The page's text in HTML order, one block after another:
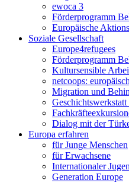
ewoca 3
Förderprogramm
Europäische
Soziale Gesellschaft
Europe4refugees
Förderprogramm
Kultursensible
netcoops:
Migration und
Dialog mit der
Europa erfahren
für Junge Menschen
für Erwachsene
Internationaler
Generation Europe